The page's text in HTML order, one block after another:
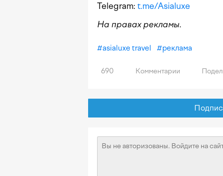
Telegram: t.me/Asialuxe
На правах рекламы.
#asialuxe travel #реклама
690 Комментарии